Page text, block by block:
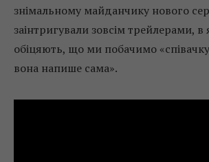
знімальному майданчику нового
заінтригували зовсім трейлерами, в
обіцяють, що ми побачимо «співачку
вона напише сама».